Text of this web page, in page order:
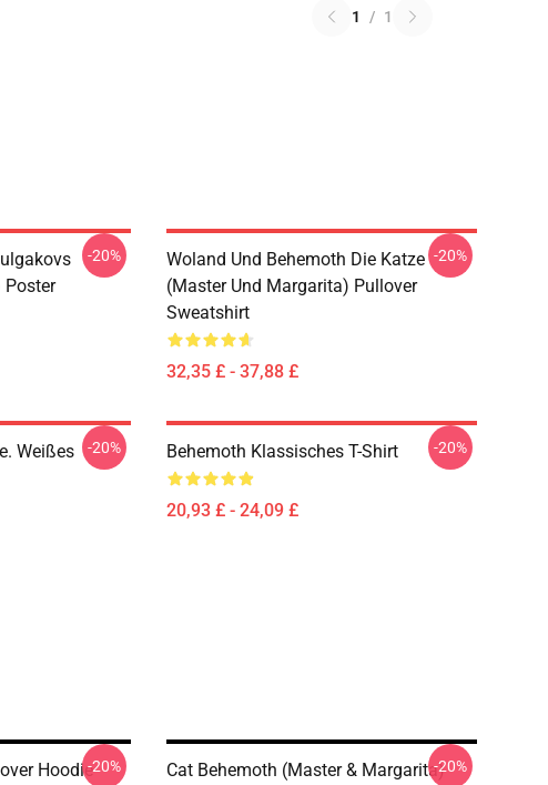
1 / 1
Poster
-20%
Woland Und Behemoth Die Katze
(Master Und Margarita) Pullover
Sweatshirt
32,35 £ - 37,88 £
-20%
Weißes
-20% Behemoth Klassisches T-Shirt
20,93 £ - 24,09 £
-20%
Hoodie-20%
Cat Behemoth (Master & Margarita)-20%